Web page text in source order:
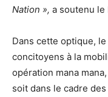
Nation », a soutenu le
Dans cette optique, le
concitoyens à la
opération mana
soit dans le cadre